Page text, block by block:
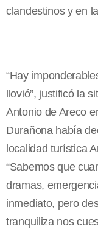
clandestinos y en
“Hay
llovió”, justificó la
Antonio de Areco
Durañona había
localidad turística
“Sabemos que
dramas,
inmediato, pero
tranquiliza nos